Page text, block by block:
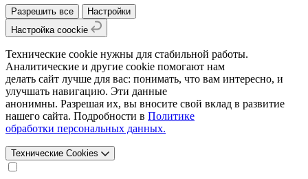
Разрешить все
Настройки
Настройка coockie
Технические cookie нужны для стабильной работы.
Аналитические и другие cookie помогают нам
делать сайт лучше для вас: понимать, что вам интересно, и
улучшать навигацию. Эти данные
анонимны. Разрешая их, вы вносите свой вклад в развитие
нашего сайта. Подробности в Политике
обработки персональных данных.
Технические Cookies